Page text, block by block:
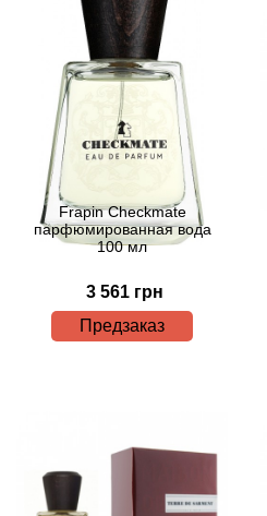
Frapin Checkmate
парфюмированная вода
100 мл
3 561 грн
Предзаказ
Antonio Visconti
Aquolina
Arabesque Perfumes
Arabiyat
Aramis
Ariana Grande
Arrogance